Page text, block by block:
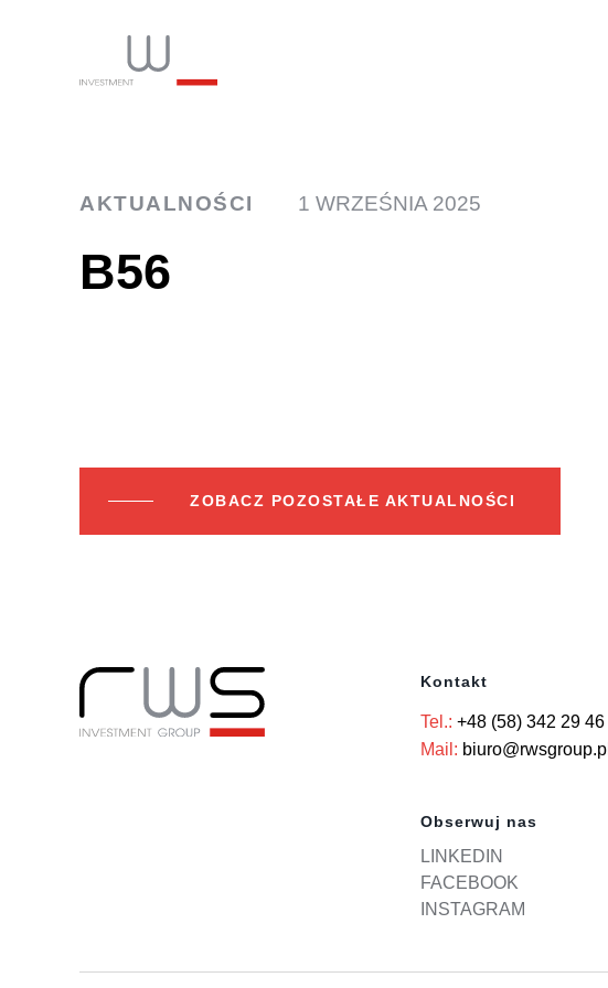
AKTUALNOŚCI 1 WRZEŚNIA 2025
B56
ZOBACZ POZOSTAŁE AKTUALNOŚCI
Kontakt
Tel.: +48 (58) 342 29 46
Mail: biuro@rwsgroup.pl
Obserwuj nas
LINKEDIN
FACEBOOK
INSTAGRAM